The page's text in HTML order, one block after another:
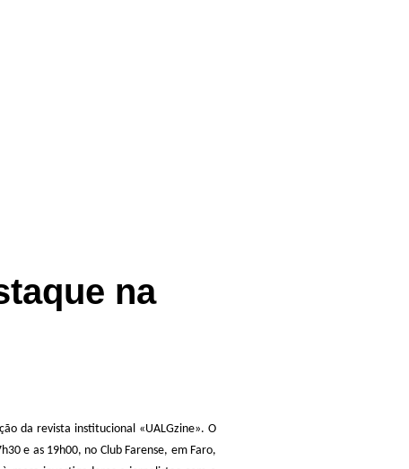
na
da revista institucional «UALGzine». O
e as 19h00, no Club Farense, em Faro,